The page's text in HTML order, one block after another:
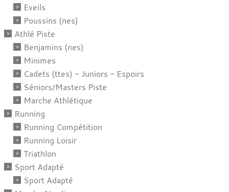
Eveils
Poussins (nes)
Athlé Piste
Benjamins (nes)
Minimes
Cadets (ttes) - Juniors - Espoirs
Séniors/Masters Piste
Marche Athlétique
Running
Running Compétition
Running Loisir
Triathlon
Sport Adapté
Sport Adapté